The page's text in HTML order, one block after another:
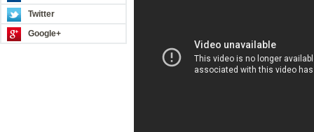
Twitter
Google+